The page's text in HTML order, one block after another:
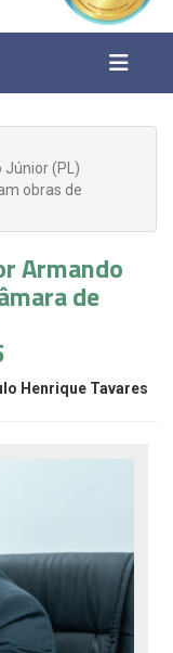
Júnior (PL)
obras de
Armando
de
Henrique Tavares